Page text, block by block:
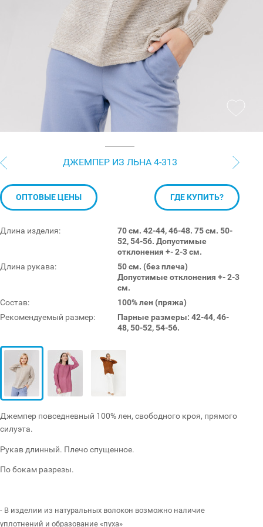
ДЖЕМПЕР ИЗ ЛЬНА 4-313
Длина изделия:
70 см. 42-44, 46-48. 75 см. 50-
52, 54-56. Допустимые
отклонения +- 2-3 см.
Длина рукава:
50 см. (без плеча)
Допустимые отклонения +- 2-3
см.
Состав:
100% лен (пряжа)
Рекомендуемый размер:
Парные размеры: 42-44, 46-
48, 50-52, 54-56.
ОПТОВЫЕ ЦЕНЫ ГДЕ КУПИТЬ?
Джемпер повседневный 100% лен, свободного кроя, прямого
силуэта.
Рукав длинный. Плечо спущенное.
По бокам разрезы.
- В изделии из натуральных волокон возможно наличие
уплотнений и образование «пуха»